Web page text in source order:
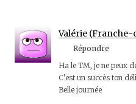
Valérie (Franche-
Répondre
Ha le TM, je ne peux
C'est un succès ton
Belle journée